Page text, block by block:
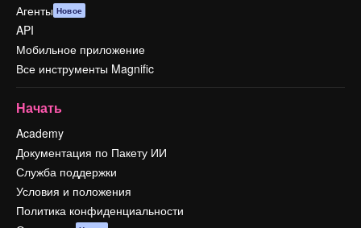
Агенты Новое
API
Мобильное приложение
Все инструменты Magnific
Начать
Academy
Документация по Пакету ИИ
Служба поддержки
Условия и положения
Политика конфиденциальности